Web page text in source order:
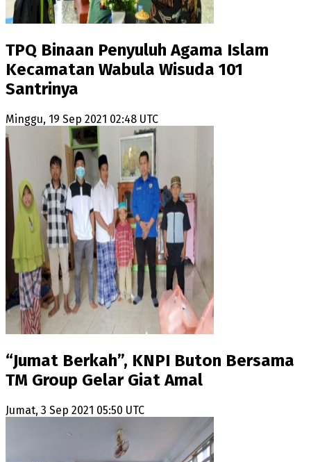
TPQ Binaan Penyuluh Agama Islam
Kecamatan Wabula Wisuda 101
Santrinya
Minggu, 19 Sep 2021 02:48 UTC
“Jumat Berkah”, KNPI Buton Bersama
TM Group Gelar Giat Amal
Jumat, 3 Sep 2021 05:50 UTC